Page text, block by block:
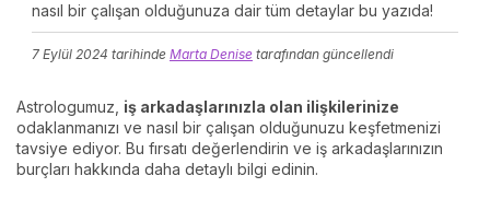
nasıl bir çalışan olduğunuza dair tüm detaylar bu yazıda!
7 Eylül 2024 tarihinde Marta Denise tarafından güncellendi
Astrologumuz, iş arkadaşlarınızla olan ilişkilerinize
odaklanmanızı ve nasıl bir çalışan olduğunuzu keşfetmenizi
tavsiye ediyor. Bu fırsatı değerlendirin ve iş arkadaşlarınızın
burçları hakkında daha detaylı bilgi edinin.